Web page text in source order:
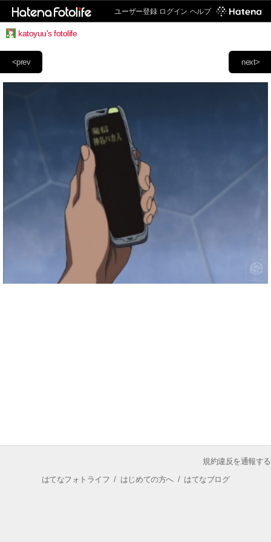
ユーザー登録 ログイン ヘルプ
katoyuu's fotolife
next>
<prev
規約違反を通報する
はてなフォトライフ / はじめての方へ/ はてなブログ